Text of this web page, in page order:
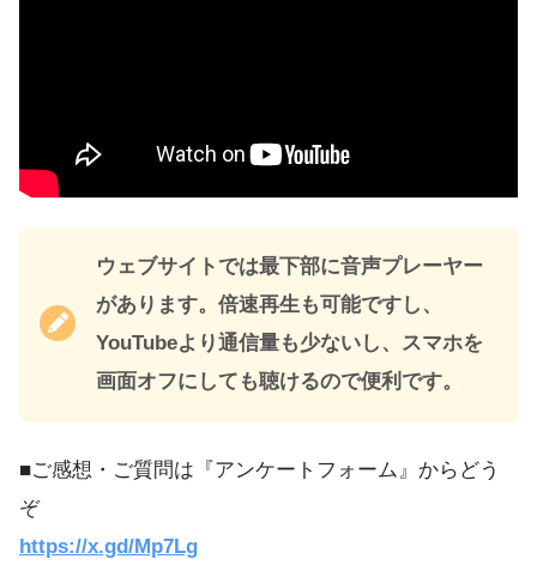
ウェブサイトでは最下部に音声プレーヤー
があります。倍速再生も可能ですし、
YouTubeより通信量も少ないし、スマホを
画面オフにしても聴けるので便利です。
■ご感想・ご質問は『アンケートフォーム』からどう
ぞ
https://x.gd/Mp7Lg